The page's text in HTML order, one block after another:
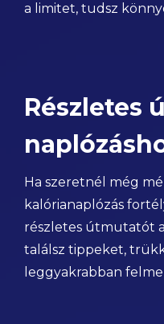
a limitet, tudsz
Részletes
Ha szeretnél még
kalórianaplózás
részletes útmutatót
találsz tippeket,
leggyakrabban